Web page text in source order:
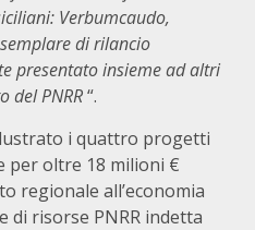
Verbumcaudo,
di rilancio
presentato insieme ad altri
del PNRR“.
i quattro progetti
per oltre 18 milioni €
regionale all’economia
di risorse PNRR indetta